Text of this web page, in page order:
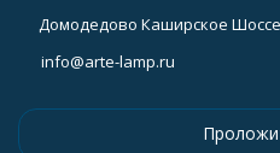
Домодедово Каширское Шоссе
info@arte-lamp.ru